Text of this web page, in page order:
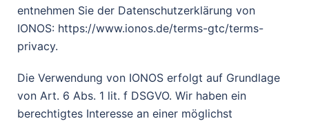
entnehmen Sie der Datenschutzerklärung von
IONOS: https://www.ionos.de/terms-gtc/terms-
privacy.
Die Verwendung von IONOS erfolgt auf Grundlage
von Art. 6 Abs. 1 lit. f DSGVO. Wir haben ein
berechtigtes Interesse an einer möglichst